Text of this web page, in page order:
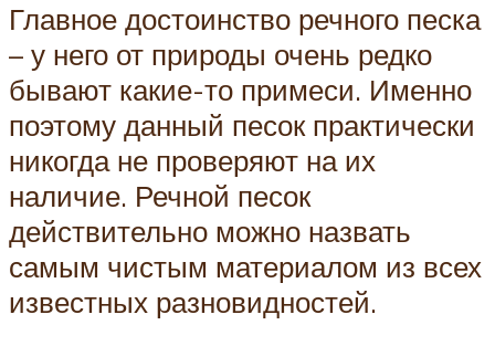
Главное достоинство речного песка
– у него от природы очень редко
бывают какие-то примеси. Именно
поэтому данный песок практически
никогда не проверяют на их
наличие. Речной песок
действительно можно назвать
самым чистым материалом из всех
известных разновидностей.